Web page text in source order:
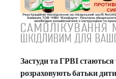
Застуди та ГРВІ стаються
розраховують батьки